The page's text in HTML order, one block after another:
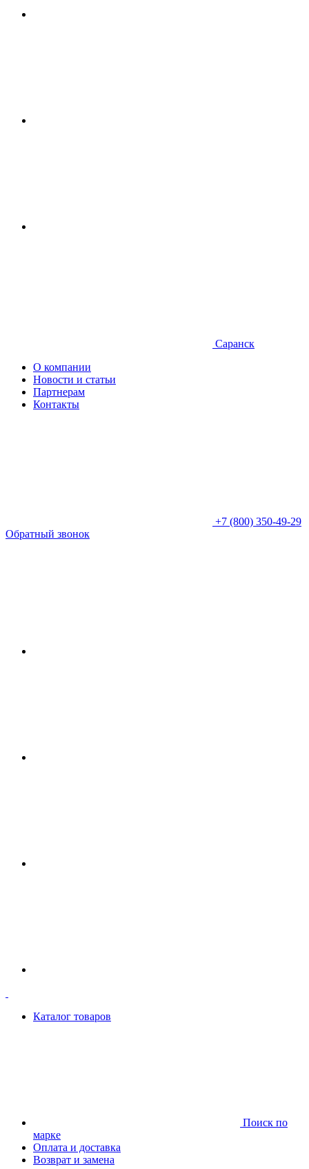
Саранск
О компании
Новости и статьи
Партнерам
Контакты
+7 (800) 350-49-29
Обратный звонок
Каталог товаров
Поиск по
марке
Оплата и доставка
Возврат и замена